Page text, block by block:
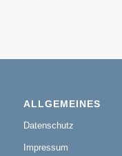
ALLGEMEINES
Datenschutz
Impressum